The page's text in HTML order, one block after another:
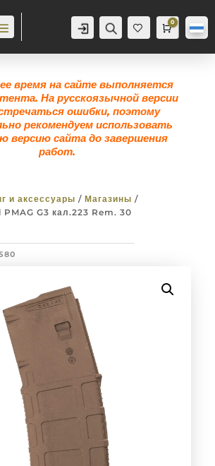
Аккаунт Поиск
Же
лан
Корзина
0
0,0грн
время на сайте выполняется
На русскоязычной версии
ошибки, поэтому
рекомендуем использовать
версию сайта до завершения
работ.
и аксессуары / Магазины /
G3 кал.223 Rem. 30